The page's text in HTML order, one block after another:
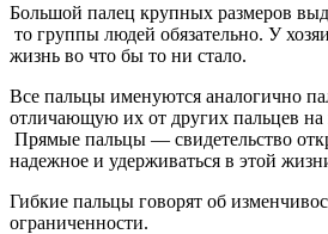
Большой палец крупных размеров
то группы людей обязательно. У
жизнь во что бы то ни стало.
Все пальцы именуются аналогично
отличающую их от других пальцев на
Прямые пальцы — свидетельство
надежное и удерживаться в этой
Гибкие пальцы говорят об
ограниченности.